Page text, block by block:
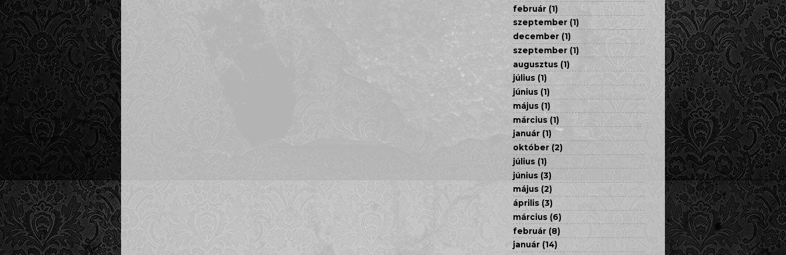
február (1)
szeptember (1)
december (1)
szeptember (1)
augusztus (1)
július (1)
június (1)
május (1)
március (1)
január (1)
október (2)
július (1)
június (3)
május (2)
április (3)
március (6)
február (8)
január (14)